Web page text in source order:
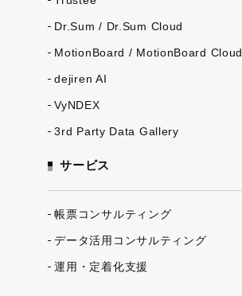
Dr.Sum / Dr.Sum Cloud
MotionBoard / MotionBoard Cloud
dejiren AI
VyNDEX
3rd Party Data Gallery
サービス
帳票コンサルティング
データ活用コンサルティング
運用・定着化支援